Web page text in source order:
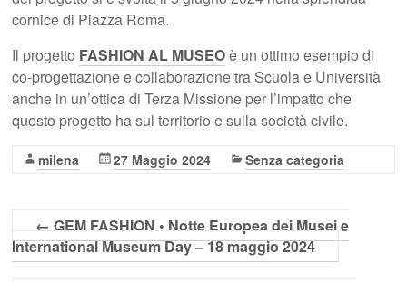
cornice di Piazza Roma.
Il progetto FASHION AL MUSEOè un ottimo esempio di
co-progettazione e collaborazione tra Scuola e Università
anche in un’ottica di Terza Missione per l’impatto che
questo progetto ha sul territorio e sulla società civile.
milena 27 Maggio 2024 Senza categoria
← GEM FASHION • Notte Europea dei Musei e
International Museum Day – 18 maggio 2024